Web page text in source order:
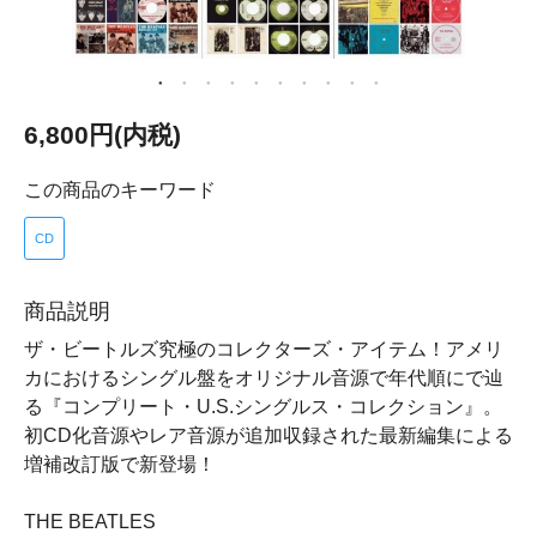
6,800円(内税)
この商品のキーワード
CD
商品説明
ザ・ビートルズ究極のコレクターズ・アイテム！アメリ
カにおけるシングル盤をオリジナル音源で年代順にで辿
る『コンプリート・U.S.シングルス・コレクション』。
初CD化音源やレア音源が追加収録された最新編集による
増補改訂版で新登場！
THE BEATLES